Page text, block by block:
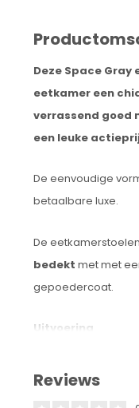
Deze Space
eetkamer een
verrassend goed
een leuke
De eenvoudige
betaalbare luxe.
De
bedekt met met
gepoedercoat.
Uitvoering
Type
Reviews